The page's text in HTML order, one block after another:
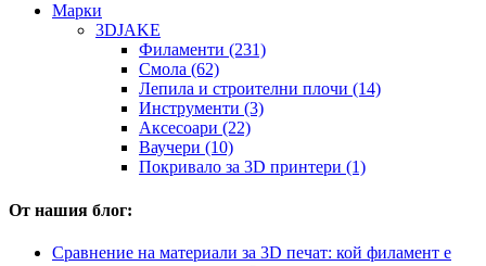
Mарки
3DJAKE
Филаменти (231)
Смола (62)
Лепила и строителни плочи (14)
Инструменти (3)
Аксесоари (22)
Ваучери (10)
Покривало за 3D принтери (1)
От нашия блог:
Сравнение на материали за 3D печат: кой филамент е